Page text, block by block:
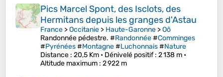
Pics Marcel Spont, des Isclots, des
Hermitans depuis les granges d'Astau
France >Occitanie > Haute-Garonne >Oô
Randonnée pédestre. #Randonnée#Comminges
#Pyrénées#Montagne#Luchonnais#Nature
Distance : 20,5 Km • Dénivelé positif: 2 138 m •
Altitude maximum : 2 922 m